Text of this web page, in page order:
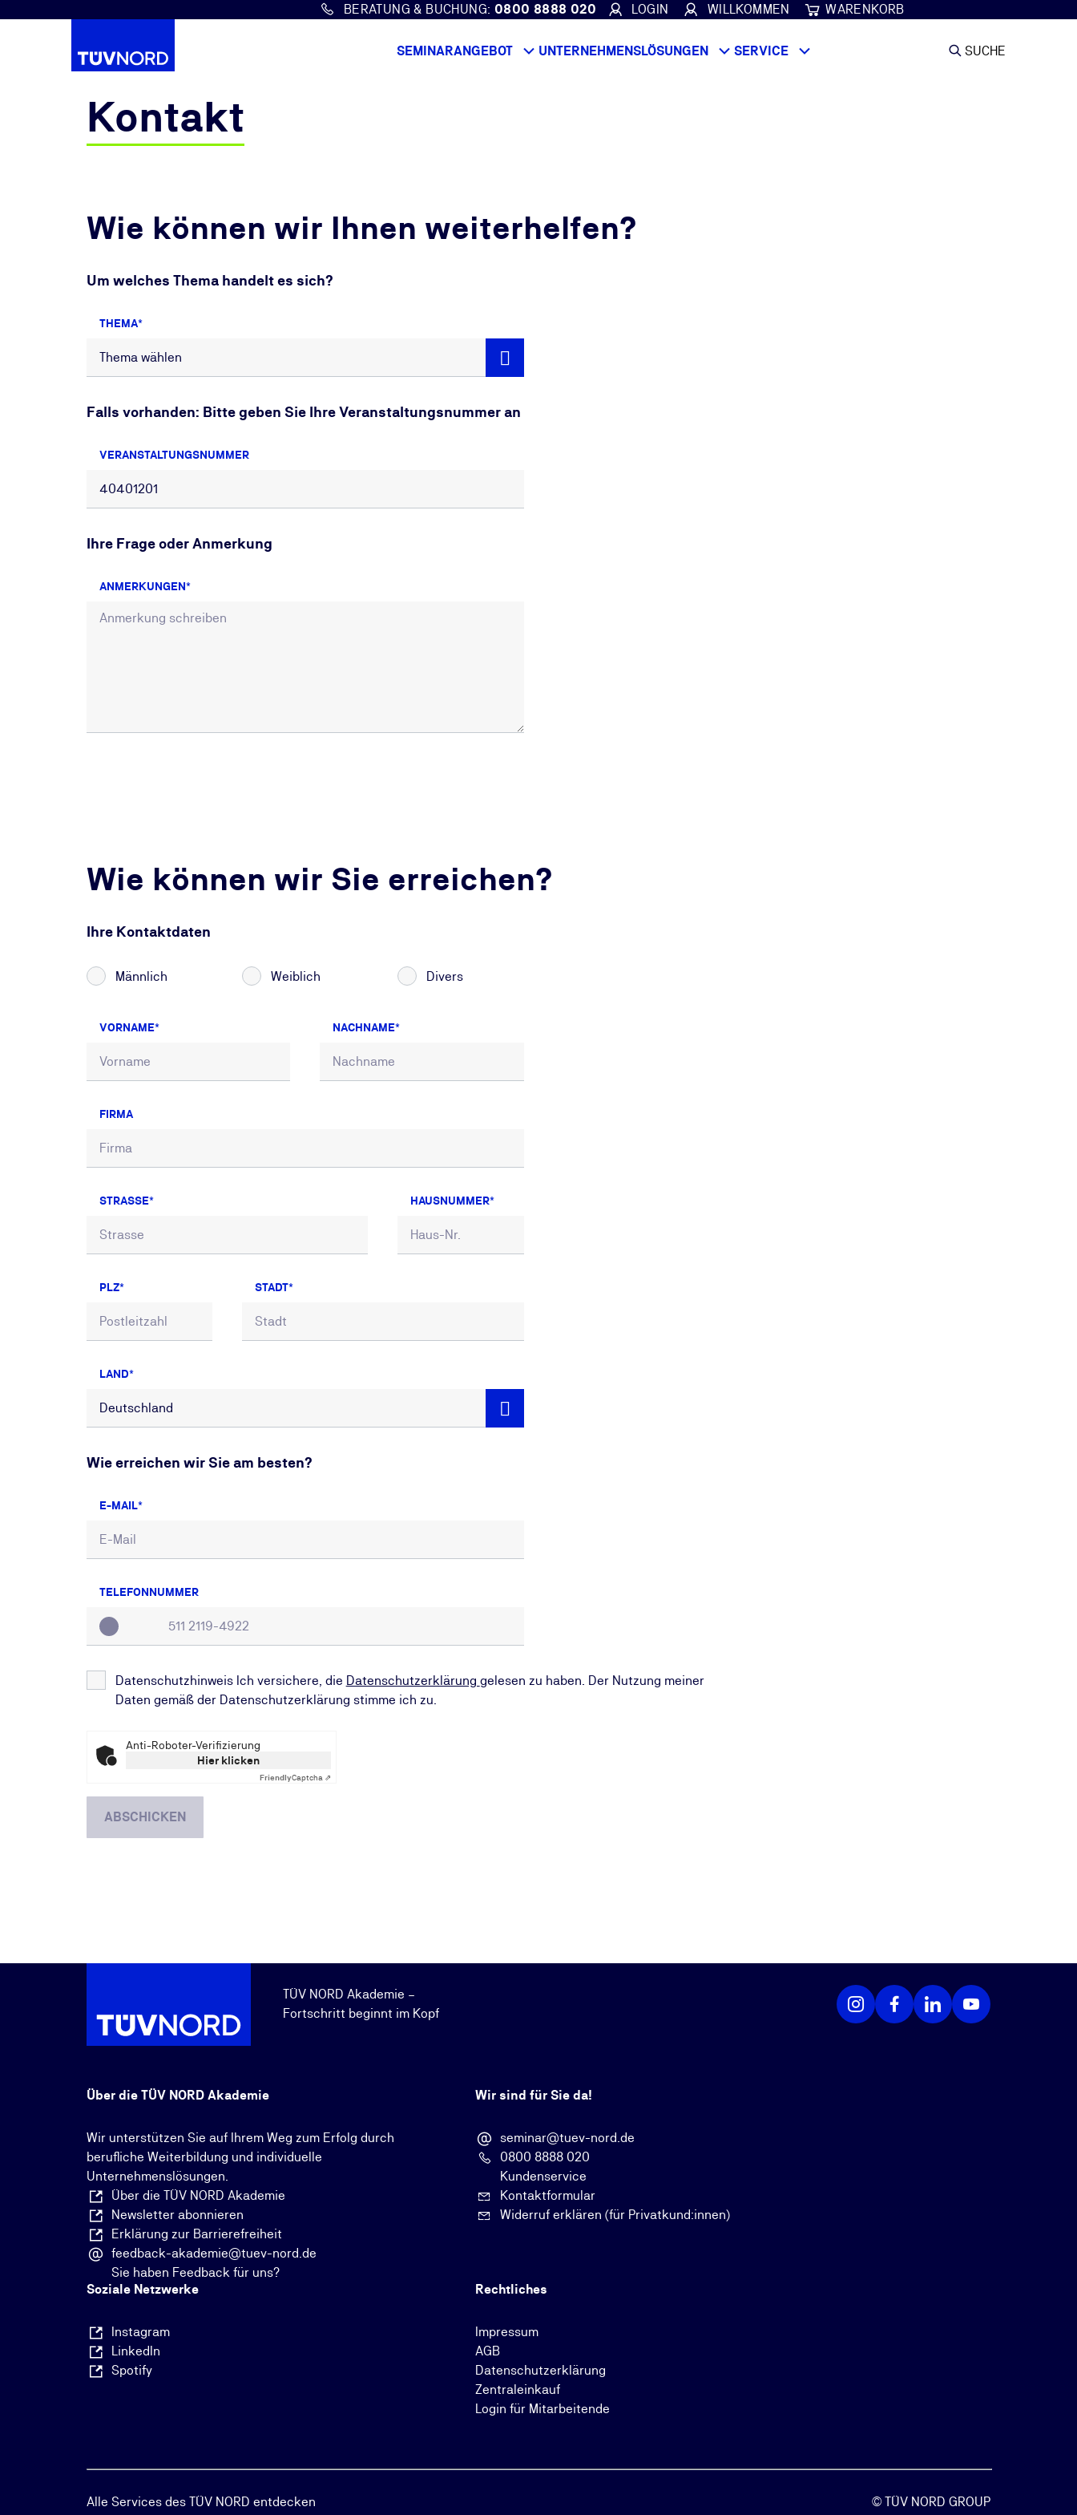
Springe zum Hauptinhalt
BERATUNG & BUCHUNG: 0800 8888 020 LOGIN WILLKOMMEN WARENKORB
SEMINARANGEBOT UNTERNEHMENSLÖSUNGEN SERVICE SUCHE
Kontakt
Wie können wir Ihnen weiterhelfen?
Um welches Thema handelt es sich?
THEMA
Falls vorhanden: Bitte geben Sie Ihre Veranstaltungsnummer an
VERANSTALTUNGSNUMMER
Ihre Frage oder Anmerkung
ANMERKUNGEN
Wie können wir Sie erreichen?
Ihre Kontaktdaten
Männlich Weiblich Divers
VORNAME NACHNAME
FIRMA
STRASSE HAUSNUMMER
PLZ STADT
LAND
Wie erreichen wir Sie am besten?
E-MAIL
TELEFONNUMMER
Datenschutzhinweis Ich versichere, die Datenschutzerklärung gelesen zu haben. Der Nutzung meiner
Daten gemäß der Datenschutzerklärung stimme ich zu.
Anti-Roboter-Verifizierung
Hier klicken
FriendlyCaptcha ⇗
ABSCHICKEN
TÜV NORD Akademie –
Fortschritt beginnt im Kopf
Über die TÜV NORD Akademie
Wir unterstützen Sie auf Ihrem Weg zum Erfolg durch
berufliche Weiterbildung und individuelle
Unternehmenslösungen.
Über die TÜV NORD Akademie
Newsletter abonnieren
Erklärung zur Barrierefreiheit
feedback-akademie@tuev-nord.de
Sie haben Feedback für uns?
Soziale Netzwerke
Instagram
LinkedIn
Spotify
Wir sind für Sie da!
seminar@tuev-nord.de
0800 8888 020
Kundenservice
Kontaktformular
Widerruf erklären (für Privatkund:innen)
Rechtliches
Impressum
AGB
Datenschutzerklärung
Zentraleinkauf
Login für Mitarbeitende
Alle Services des TÜV NORD entdecken © TÜV NORD GROUP